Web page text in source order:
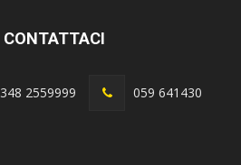
CONTATTACI
348 2559999 059 641430